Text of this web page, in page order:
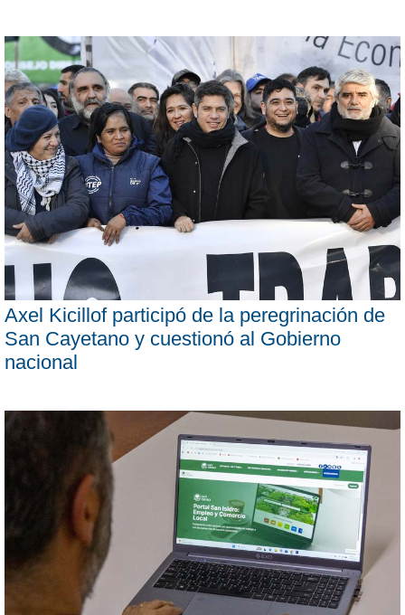
Axel Kicillof participó de la peregrinación de
San Cayetano y cuestionó al Gobierno
nacional